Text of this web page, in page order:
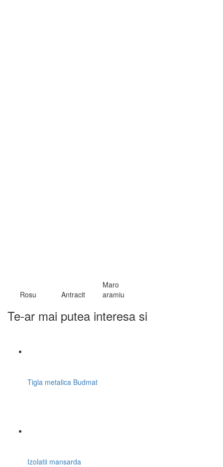
Rosu Antracit
Maro
aramiu
Te-ar mai putea interesa si
Tigla metalica Budmat
Izolatii mansarda